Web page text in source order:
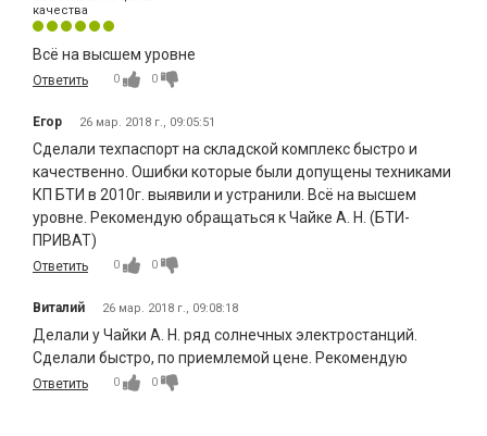
качества
Всё на высшем уровне
Ответить 0 0
Егор 26 мар. 2018 г., 09:05:51
Сделали техпаспорт на складской комплекс быстро и
качественно. Ошибки которые были допущены техниками
КП БТИ в 2010г. выявили и устранили. Всё на высшем
уровне. Рекомендую обращаться к Чайке А. Н. (БТИ-
ПРИВАТ)
Ответить 0 0
Виталий 26 мар. 2018 г., 09:08:18
Делали у Чайки А. Н. ряд солнечных электростанций.
Сделали быстро, по приемлемой цене. Рекомендую
Ответить 0 0